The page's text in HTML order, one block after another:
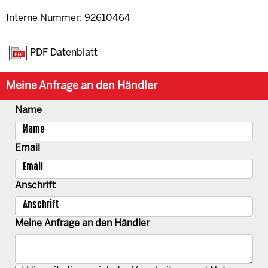
Interne Nummer: 92610464
PDF Datenblatt
Meine Anfrage an den Händler
Name
Email
Anschrift
Meine Anfrage an den Händler